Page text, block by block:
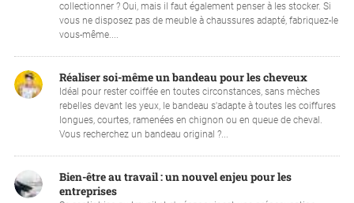
collectionner ? Oui, mais il faut également penser à les stocker. Si
vous ne disposez pas de meuble à chaussures adapté, fabriquez-le
vous-même....
Réaliser soi-même un bandeau pour les cheveux
Idéal pour rester coiffée en toutes circonstances, sans mèches
rebelles devant les yeux, le bandeau s'adapte à toutes les coiffures
longues, courtes, ramenées en chignon ou en queue de cheval.
Vous recherchez un bandeau original ?...
Bien-être au travail : un nouvel enjeu pour les
entreprises